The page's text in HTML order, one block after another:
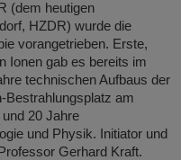
(dem heutigen
HZDR) wurde die
vorangetrieben. Erste,
Ionen gab es bereits im
technischen Aufbaus der
Bestrahlungsplatz am
20 Jahre
und Physik. Initiator und
Gerhard Kraft.